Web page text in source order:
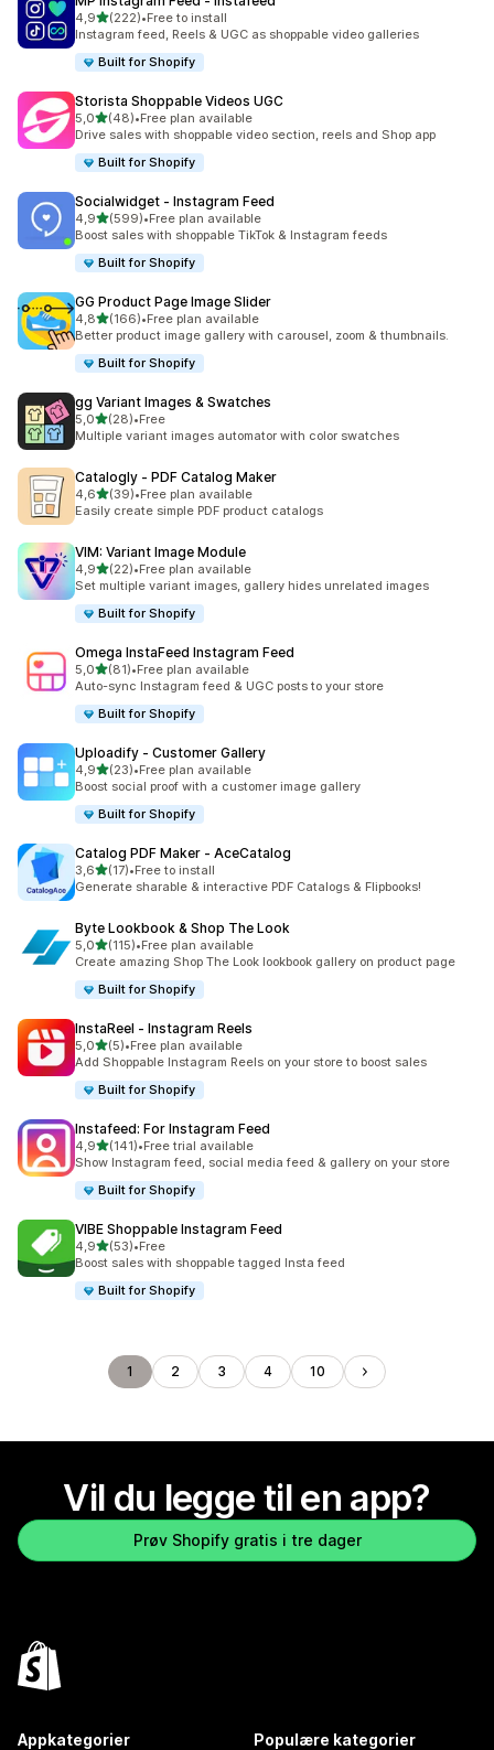
4,9av 5 stjerner
(222)
Totalt 222 omtaler
•Free to install
Instagram feed, Reels & UGC as shoppable video galleries
Built for Shopify
Storista Shoppable Videos UGC
5,0av 5 stjerner
(48)
Totalt 48 omtaler
•Free plan available
Drive sales with shoppable video section, reels and Shop app
Built for Shopify
Socialwidget ‑ Instagram Feed
4,9av 5 stjerner
(599)
Totalt 599 omtaler
•Free plan available
Boost sales with shoppable TikTok & Instagram feeds
Built for Shopify
GG Product Page Image Slider
4,8av 5 stjerner
(166)
Totalt 166 omtaler
•Free plan available
Better product image gallery with carousel, zoom & thumbnails.
Built for Shopify
gg Variant Images & Swatches
5,0av 5 stjerner
(28)
Totalt 28 omtaler
•Free
Multiple variant images automator with color swatches
Catalogly ‑ PDF Catalog Maker
4,6av 5 stjerner
(39)
Totalt 39 omtaler
•Free plan available
Easily create simple PDF product catalogs
VIM: Variant Image Module
4,9av 5 stjerner
(22)
Totalt 22 omtaler
•Free plan available
Set multiple variant images, gallery hides unrelated images
Built for Shopify
Omega InstaFeed Instagram Feed
5,0av 5 stjerner
(81)
Totalt 81 omtaler
•Free plan available
Auto-sync Instagram feed & UGC posts to your store
Built for Shopify
Uploadify ‑ Customer Gallery
4,9av 5 stjerner
(23)
Totalt 23 omtaler
•Free plan available
Boost social proof with a customer image gallery
Built for Shopify
Catalog PDF Maker ‑ AceCatalog
3,6av 5 stjerner
(17)
Totalt 17 omtaler
•Free to install
Generate sharable & interactive PDF Catalogs & Flipbooks!
Byte Lookbook & Shop The Look
5,0av 5 stjerner
(115)
Totalt 115 omtaler
•Free plan available
Create amazing Shop The Look lookbook gallery on product page
Built for Shopify
InstaReel ‑ Instagram Reels
5,0av 5 stjerner
(5)
Totalt 5 omtaler
•Free plan available
Add Shoppable Instagram Reels on your store to boost sales
Built for Shopify
Instafeed: For Instagram Feed
4,9av 5 stjerner
(141)
Totalt 141 omtaler
•Free trial available
Show Instagram feed, social media feed & gallery on your store
Built for Shopify
VIBE Shoppable Instagram Feed
4,9av 5 stjerner
(53)
Totalt 53 omtaler
•Free
Boost sales with shoppable tagged Insta feed
Built for Shopify
1 2 3 4 10
Vil du legge til en app?
Prøv Shopify gratis i tre dager
Appkategorier Populære kategorier